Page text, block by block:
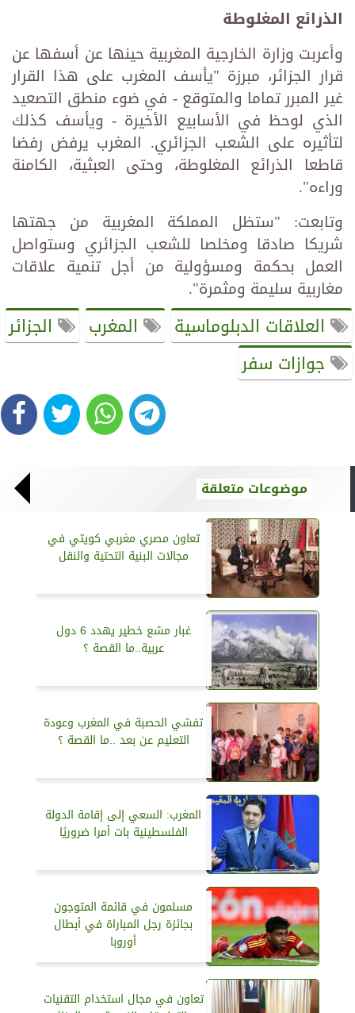
الذرائع المغلوطة
وأعربت وزارة الخارجية المغربية حينها عن أسفها عن
قرار الجزائر، مبرزة "يأسف المغرب على هذا القرار
غير المبرر تماما والمتوقع - في ضوء منطق التصعيد
الذي لوحظ في الأسابيع الأخيرة - ويأسف كذلك
لتأثيره على الشعب الجزائري. المغرب يرفض رفضا
قاطعا الذرائع المغلوطة، وحتى العبثية، الكامنة
وراءه".
وتابعت: "ستظل المملكة المغربية من جهتها
شريكا صادقا ومخلصا للشعب الجزائري وستواصل
العمل بحكمة ومسؤولية من أجل تنمية علاقات
مغاربية سليمة ومثمرة".
العلاقات الدبلوماسية المغرب
الجزائر
جوازات سفر
موضوعات متعلقة
تعاون مصري مغربي كويتي في
مجالات البنية التحتية والنقل
غبار مشع خطير يهدد 6 دول
عربية..ما القصة ؟
تفشي الحصبة في المغرب وعودة
التعليم عن بعد ..ما القصة ؟
المغرب: السعي إلى إقامة الدولة
الفلسطينية بات أمرا ضروريًا
مسلمون في قائمة المتوجون
بجائزة رجل المباراة في أبطال
أوروبا
تعاون في مجال استخدام التقنيات